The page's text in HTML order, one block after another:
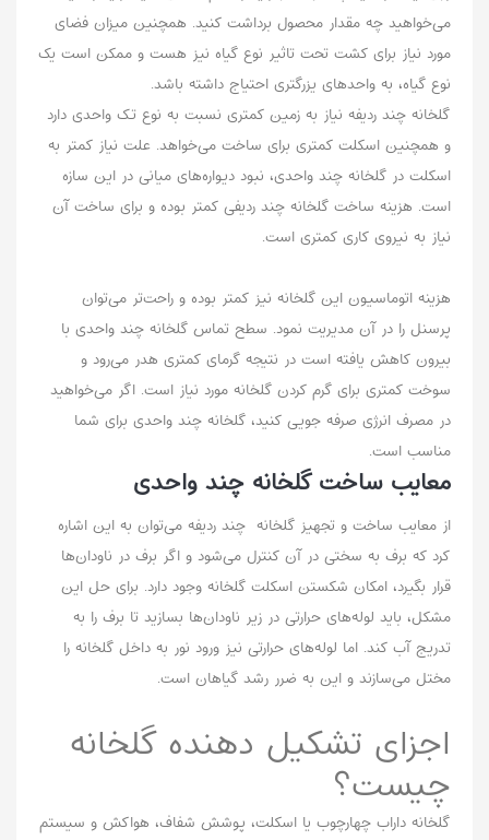
می‌خواهید چه مقدار محصول برداشت کنید. همچنین میزان فضای
مورد نیاز برای کشت تحت تاثیر نوع گیاه نیز هست و ممکن است یک
نوع گیاه، به واحد‌های یزرگتری احتیاج داشته باشد.
گلخانه چند ردیفه نیاز به زمین کمتری نسبت به نوع تک واحدی دارد
و همچنین اسکلت کمتری برای ساخت می‌خواهد. علت نیاز کمتر به
اسکلت در گلخانه چند واحدی، نبود دیواره‌های میانی در این سازه
است. هزینه ساخت گلخانه چند ردیفی کمتر بوده و برای ساخت آن
نیاز به نیروی کاری کمتری است.
هزینه اتوماسیون این گلخانه نیز کمتر بوده و راحت‌تر می‌توان
پرسنل را در آن مدیریت نمود. سطح تماس گلخانه چند واحدی با
بیرون کاهش یافته است در نتیجه گرمای کمتری هدر می‌رود و
سوخت کمتری برای گرم کردن گلخانه مورد نیاز است. اگر می‌خواهید
در مصرف انرژی صرفه جویی کنید، گلخانه چند واحدی برای شما
مناسب است.
معایب ساخت گلخانه چند واحدی
از معایب ساخت و تجهیز گلخانه‌ چند ردیفه می‌توان به این اشاره
کرد که برف به سختی در آن کنترل می‌شود و اگر برف در ناودان‌ها
قرار بگیرد، امکان شکستن اسکلت گلخانه وجود دارد. برای حل این
مشکل، باید لوله‌های حرارتی در زیر ناودان‌ها بسازید تا برف را به
تدریج آب کند. اما لوله‌های حرارتی نیز ورود نور به داخل گلخانه را
مختل می‌سازند و این به ضرر رشد گیاهان است.
اجزای تشکیل دهنده گلخانه
چیست‌؟
گلخانه داراب چهارچوب یا اسکلت، پوشش شفاف، هواکش و سیستم